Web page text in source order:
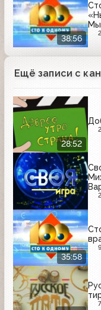
38:56
Ещё записи с
28:52
35:58